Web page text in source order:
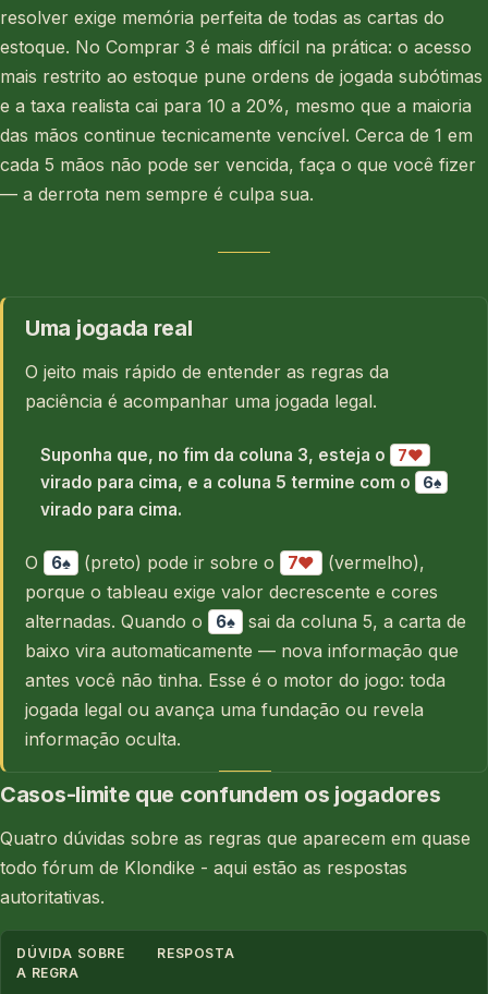
resolver exige memória perfeita de todas as cartas do
estoque. No Comprar 3 é mais difícil na prática: o acesso
mais restrito ao estoque pune ordens de jogada subótimas
e a taxa realista cai para 10 a 20%, mesmo que a maioria
das mãos continue tecnicamente vencível. Cerca de 1 em
cada 5 mãos não pode ser vencida, faça o que você fizer
— a derrota nem sempre é culpa sua.
Uma jogada real
O jeito mais rápido de entender as regras da
paciência é acompanhar uma jogada legal.
Suponha que, no fim da coluna 3, esteja o 7♥
virado para cima, e a coluna 5 termine com o 6♠
virado para cima.
O 6♠ (preto) pode ir sobre o 7♥
(vermelho),
porque o tableau exige valor decrescente e cores
alternadas. Quando o
6♠
sai da coluna 5, a carta de
baixo vira automaticamente — nova informação que
antes você não tinha. Esse é o motor do jogo: toda
jogada legal ou avança uma fundação ou revela
informação oculta.
Casos-limite que confundem os jogadores
Quatro dúvidas sobre as regras que aparecem em quase
todo fórum de Klondike - aqui estão as respostas
autoritativas.
DÚVIDA SOBRE
A REGRA
RESPOSTA